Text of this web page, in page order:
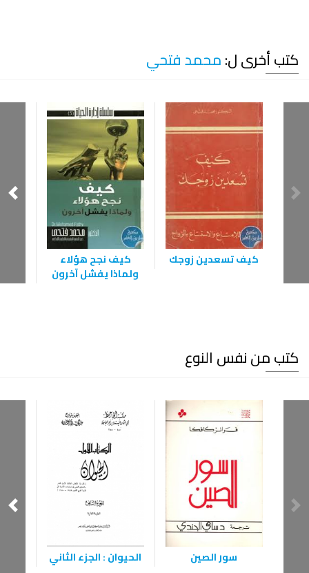
كتب أخرى ل:محمد فتحي
كيف تسعدين زوجك
كيف نجح هؤلاء
ولماذا يفشل آخرون
كتب من نفس النوع
سور الصين الحيوان : الجزء الثاني